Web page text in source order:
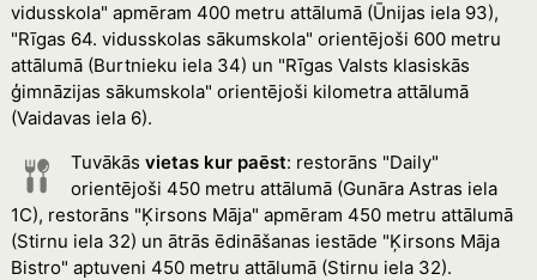
vidusskola" apmēram 400 metru attālumā (Ūnijas iela 93),
"Rīgas 64. vidusskolas sākumskola" orientējoši 600 metru
attālumā (Burtnieku iela 34) un "Rīgas Valsts klasiskās
ģimnāzijas sākumskola" orientējoši kilometra attālumā
(Vaidavas iela 6).
Tuvākās vietas kur paēst: restorāns "Daily"
orientējoši 450 metru attālumā (Gunāra Astras iela
1C), restorāns "Ķirsons Māja" apmēram 450 metru attālumā
(Stirnu iela 32) un ātrās ēdināšanas iestāde "Ķirsons Māja
Bistro" aptuveni 450 metru attālumā (Stirnu iela 32).